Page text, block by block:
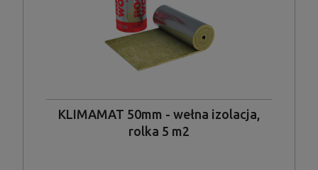
KLIMAMAT 50mm - wełna izolacja,
rolka 5 m2